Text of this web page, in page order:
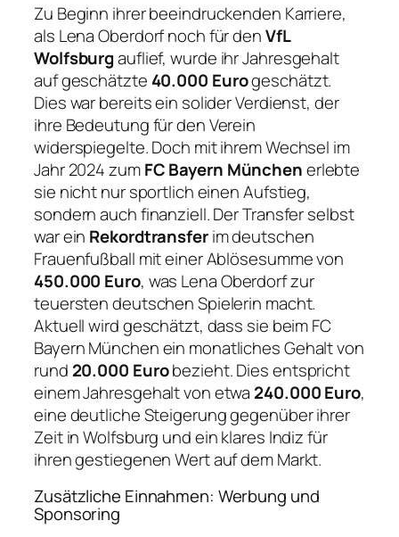
Zu Beginn ihrer beeindruckenden Karriere,
als Lena Oberdorf noch für denVfL
Wolfsburgauflief, wurde ihr Jahresgehalt
auf geschätzte 40.000 Eurogeschätzt.
Dies war bereits ein solider Verdienst, der
ihre Bedeutung für den Verein
widerspiegelte. Doch mit ihrem Wechsel im
Jahr 2024 zumFC Bayern Münchenerlebte
sie nicht nur sportlich einen Aufstieg,
sondern auch finanziell. Der Transfer selbst
war ein Rekordtransferim deutschen
Frauenfußball mit einer Ablösesumme von
450.000 Euro, was Lena Oberdorf zur
teuersten deutschen Spielerin macht.
Aktuell wird geschätzt, dass sie beim FC
Bayern München ein monatliches Gehalt von
rund 20.000 Eurobezieht. Dies entspricht
einem Jahresgehalt von etwa 240.000 Euro,
eine deutliche Steigerung gegenüber ihrer
Zeit in Wolfsburg und ein klares Indiz für
ihren gestiegenen Wert auf dem Markt.
Zusätzliche Einnahmen: Werbung und
Sponsoring